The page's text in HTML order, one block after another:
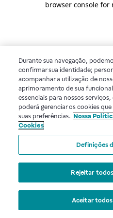
browser console
Durante sua navegação,
confirmar sua identidade;
acompanhar a utilização de
aprimoramento de sua
essenciais para nossos
poderá gerenciar os cookies
suas preferências. Nossa
Cookies
Definições
Rejeitar
Aceitar